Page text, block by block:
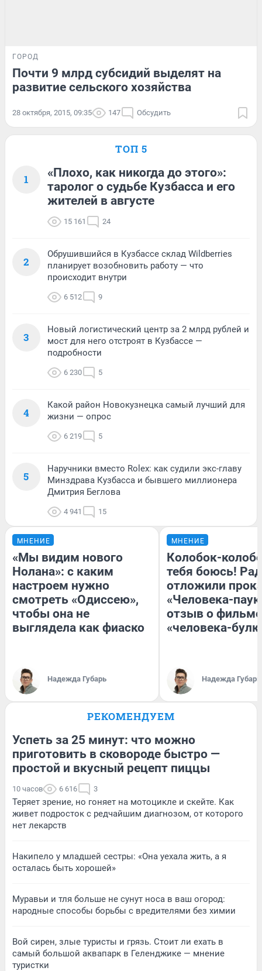
ГОРОД
Почти 9 млрд субсидий выделят на
развитие сельского хозяйства
28 октября, 2015, 09:35 147 Обсудить
ТОП 5
1
«Плохо, как никогда до этого»:
таролог о судьбе Кузбасса и его
жителей в августе
15 161 24
2
Обрушившийся в Кузбассе склад Wildberries
планирует возобновить работу — что
происходит внутри
6 512 9
3
Новый логистический центр за 2 млрд рублей и
мост для него отстроят в Кузбассе —
подробности
6 230 5
4
Какой район Новокузнецка самый лучший для
жизни — опрос
6 219 5
5
Наручники вместо Rolex: как судили экс-главу
Минздрава Кузбасса и бывшего миллионера
Дмитрия Беглова
4 941 15
МНЕНИЕ
«Мы видим нового
Нолана»: с каким
настроем нужно
смотреть «Одиссею»,
чтобы она не
выглядела как фиаско
Надежда Губарь
МНЕНИЕ
Колобок-
тебя боюсь!
отложили
«Человека-
отзыв о
«человека-
Надежда Губарь
РЕКОМЕНДУЕМ
Успеть за 25 минут: что можно
приготовить в сковороде быстро —
простой и вкусный рецепт пиццы
10 часов 6 616 3
Теряет зрение, но гоняет на мотоцикле и скейте. Как
живет подросток с редчайшим диагнозом, от которого
нет лекарств
Накипело у младшей сестры: «Она уехала жить, а я
осталась быть хорошей»
Муравьи и тля больше не сунут носа в ваш огород:
народные способы борьбы с вредителями без химии
Вой сирен, злые туристы и грязь. Стоит ли ехать в
самый большой аквапарк в Геленджике — мнение
туристки